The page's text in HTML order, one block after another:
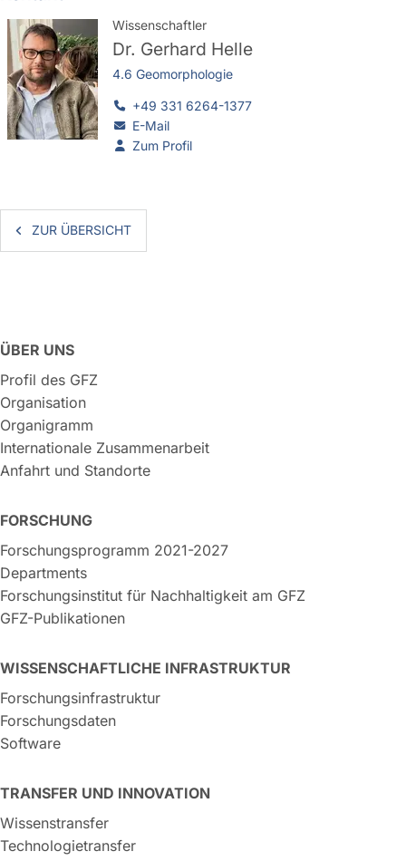
Wissenschaftler
Dr. Gerhard Helle
4.6 Geomorphologie
+49 331 6264-1377
E-Mail
Zum Profil
ZUR ÜBERSICHT
ÜBER UNS
Profil des GFZ
Organisation
Organigramm
Internationale Zusammenarbeit
Anfahrt und Standorte
FORSCHUNG
Forschungsprogramm 2021-2027
Departments
Forschungsinstitut für Nachhaltigkeit am GFZ
GFZ-Publikationen
WISSENSCHAFTLICHE INFRASTRUKTUR
Forschungsinfrastruktur
Forschungsdaten
Software
TRANSFER UND INNOVATION
Wissenstransfer
Technologietransfer